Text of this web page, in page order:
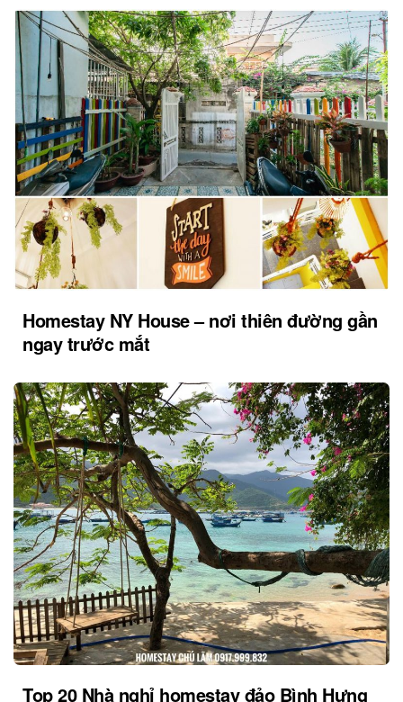
Homestay NY House – nơi thiên đường gần
ngay trước mắt
Top 20 Nhà nghỉ homestay đảo Bình Hưng